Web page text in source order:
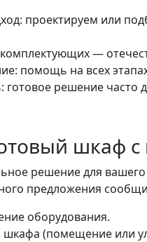
проектируем или
—
помощь на всех
готовое решение
шкаф
решение для
предложения
оборудования.
(помещение или